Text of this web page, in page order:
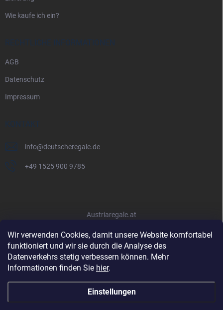
Wir verwenden Cookies, damit unsere Website komfortabel
funktioniert und wir sie durch die Analyse des
Datenverkehrs stetig verbessern können. Mehr
Informationen finden Sie hier.
Einstellungen
Wie kaufe ich ein?
RECHTLICHE INFORMATIONEN
AGB
Datenschutz
Impressum
KONTAKT
info@deutscheregale.de
+49 1525 900 9785
Austriaregale.at